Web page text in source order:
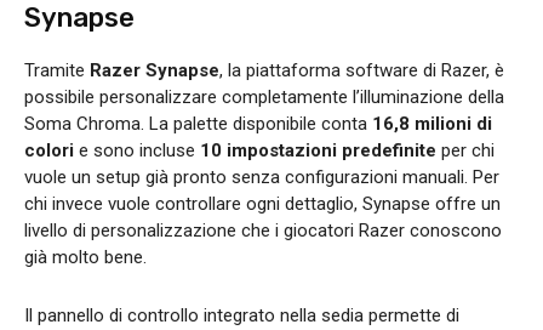
Synapse
Tramite Razer Synapse, la piattaforma software di Razer, è
possibile personalizzare completamente l’illuminazione della
Soma Chroma. La palette disponibile conta 16,8 milioni di
colori e sono incluse 10 impostazioni predefinite per chi
vuole un setup già pronto senza configurazioni manuali. Per
chi invece vuole controllare ogni dettaglio, Synapse offre un
livello di personalizzazione che i giocatori Razer conoscono
già molto bene.
Il pannello di controllo integrato nella sedia permette di